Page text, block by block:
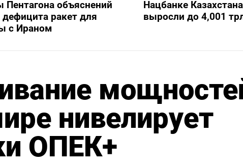
Пентагона объяснений
дефицита ракет для
с Ираном
Нацбанке
выросли до 4,001
нивелирует
ОПЕК+